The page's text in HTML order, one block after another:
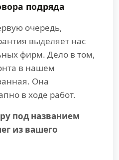
подряда
очередь,
выделяет нас
фирм. Дело в том,
в нашем
Она
в ходе работ.
под названием
из вашего